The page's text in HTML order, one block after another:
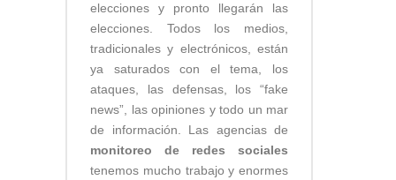
elecciones y pronto llegarán las
elecciones. Todos los medios,
tradicionales y electrónicos, están
ya saturados con el tema, los
ataques, las defensas, los “fake
news”, las opiniones y todo un mar
de información. Las agencias de
monitoreo de redes sociales
tenemos mucho trabajo y enormes